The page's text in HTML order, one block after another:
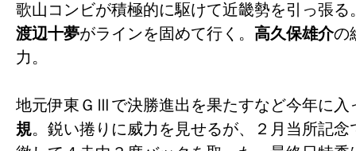
歌山コンビが積極的に駆けて近畿勢を引っ張る
渡辺十夢がラインを固めて行く。 高久保雄介の
力。
地元伊東ＧⅢで決勝進出を果たすなど今年に入
規。鋭い捲りに威力を見せるが、２月当所記